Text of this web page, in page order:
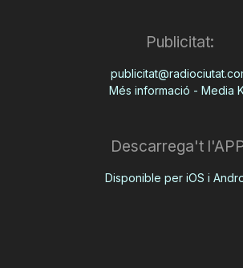
Publicitat:
Més informació - Media
Descarrega't
Disponible per iOS i